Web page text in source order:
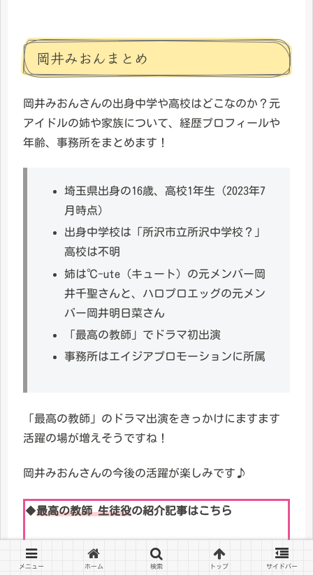
岡井みおんまとめ
岡井みおんさんの出身中学や高校はどこなのか？元
アイドルの姉や家族について、経歴プロフィールや
年齢、事務所をまとめます！
埼玉県出身の16歳、高校1年生（2023年7
月時点）
出身中学校は「所沢市立所沢中学校？」
高校は不明
姉は℃-ute（キュート）の元メンバー岡
井千聖さんと、ハロプロエッグの元メン
バー岡井明日菜さん
「最高の教師」でドラマ初出演
事務所はエイジアプロモーションに所属
「最高の教師」のドラマ出演をきっかけにますます
活躍の場が増えそうですね！
岡井みおんさんの今後の活躍が楽しみです♪
◆最高の教師 生徒役の紹介記事はこちら
遠山泰次郎役の「岩瀬洋志」
蓬田健斗役の「夏生大湖」
メニュー ホーム 検索 トップ サイドバー